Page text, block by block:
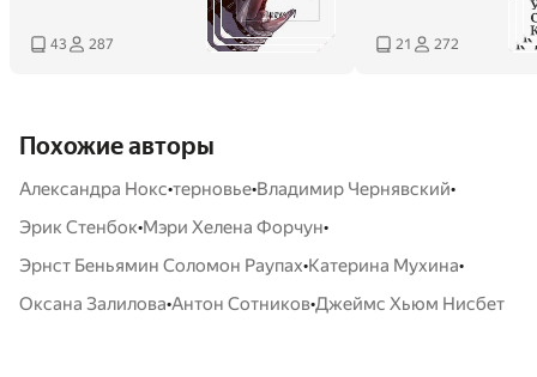
43 287 21 272
Похожие авторы
Александра Нокс•терновье•Владимир Чернявский•
Эрик Стенбок•Мэри Хелена Форчун•
Эрнст Беньямин Соломон Раупах•Катерина Мухина•
Оксана Залилова•Антон Сотников•Джеймс Хьюм Нисбет